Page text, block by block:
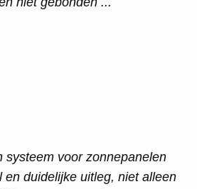
systeem voor zonnepanelen
en duidelijke uitleg, niet alleen